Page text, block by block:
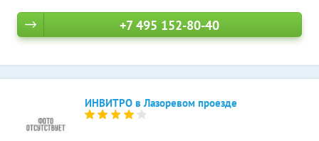
+7 495 152-80-40
ИНВИТРО в Лазоревом проезде